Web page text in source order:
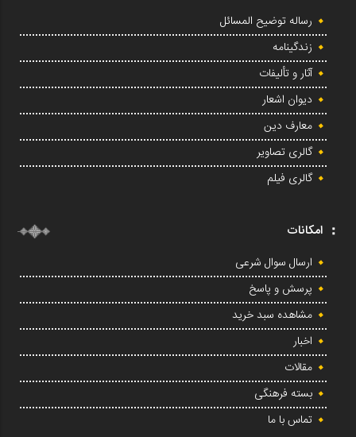
رساله توضیح المسائل
زندگینامه
آثار و تألیفات
دیوان اشعار
معارف دین
گالری تصاویر
گالری فیلم
امکانات
ارسال سوال شرعی
پرسش و پاسخ
مشاهده سبد خرید
اخبار
مقالات
بسته فرهنگی
تماس با ما